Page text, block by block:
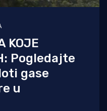
KOJE
Pogledajte
gase
u